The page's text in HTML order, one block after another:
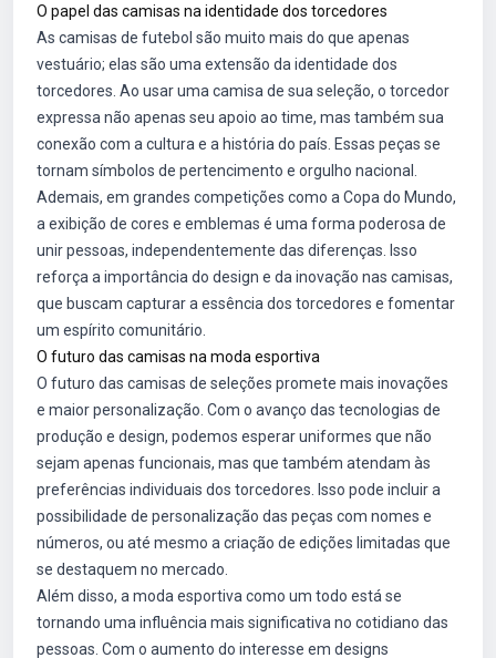
O papel das camisas na identidade dos torcedores
As camisas de futebol são muito mais do que apenas
vestuário; elas são uma extensão da identidade dos
torcedores. Ao usar uma camisa de sua seleção, o torcedor
expressa não apenas seu apoio ao time, mas também sua
conexão com a cultura e a história do país. Essas peças se
tornam símbolos de pertencimento e orgulho nacional.
Ademais, em grandes competições como a Copa do Mundo,
a exibição de cores e emblemas é uma forma poderosa de
unir pessoas, independentemente das diferenças. Isso
reforça a importância do design e da inovação nas camisas,
que buscam capturar a essência dos torcedores e fomentar
um espírito comunitário.
O futuro das camisas na moda esportiva
O futuro das camisas de seleções promete mais inovações
e maior personalização. Com o avanço das tecnologias de
produção e design, podemos esperar uniformes que não
sejam apenas funcionais, mas que também atendam às
preferências individuais dos torcedores. Isso pode incluir a
possibilidade de personalização das peças com nomes e
números, ou até mesmo a criação de edições limitadas que
se destaquem no mercado.
Além disso, a moda esportiva como um todo está se
tornando uma influência mais significativa no cotidiano das
pessoas. Com o aumento do interesse em designs